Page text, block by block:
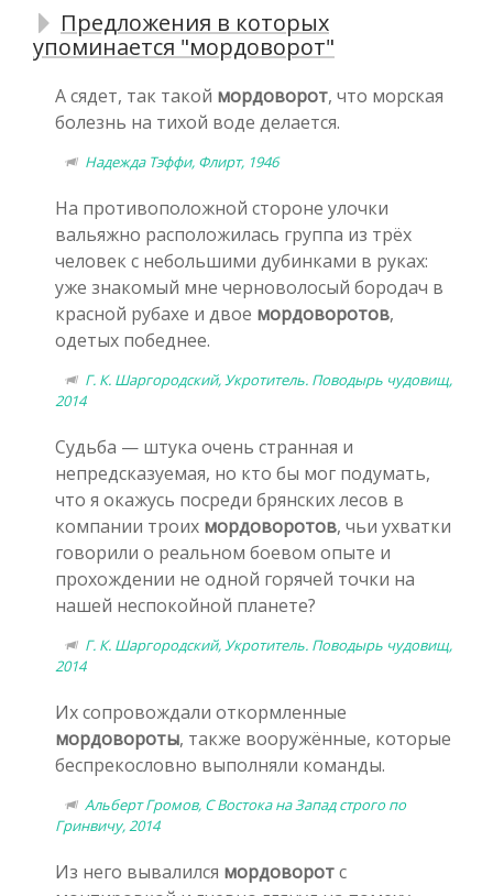
Предложения в которых
упоминается "мордоворот"
А сядет, так такой мордоворот, что морская
болезнь на тихой воде делается.
Надежда Тэффи, Флирт, 1946
На противоположной стороне улочки
вальяжно расположилась группа из трёх
человек с небольшими дубинками в руках:
уже знакомый мне черноволосый бородач в
красной рубахе и двое мордоворотов,
одетых победнее.
Г. К. Шаргородский, Укротитель. Поводырь чудовищ,
2014
Судьба — штука очень странная и
непредсказуемая, но кто бы мог подумать,
что я окажусь посреди брянских лесов в
компании троих мордоворотов, чьи ухватки
говорили о реальном боевом опыте и
прохождении не одной горячей точки на
нашей неспокойной планете?
Г. К. Шаргородский, Укротитель. Поводырь чудовищ,
2014
Их сопровождали откормленные
мордовороты, также вооружённые, которые
беспрекословно выполняли команды.
Альберт Громов, С Востока на Запад строго по
Гринвичу, 2014
Из него вывалился мордоворотс